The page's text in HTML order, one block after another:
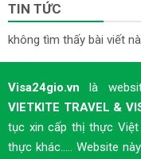
TIN TỨC
không tìm thấy bài viết
Visa24gio.vn là
VIETKITE TRAVEL &
tục xin cấp thị thực
thực khác..... Website